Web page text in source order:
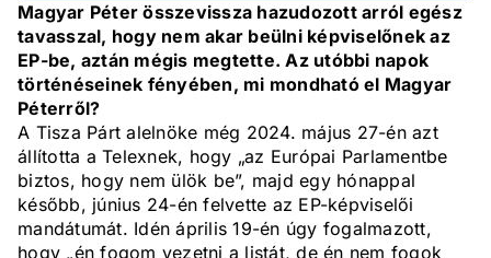
Magyar Péter összevissza hazudozott arról egész
tavasszal, hogy nem akar beülni képviselőnek az
EP-be, aztán mégis megtette. Az utóbbi napok
történéseinek fényében, mi mondható el Magyar
Péterről?
A Tisza Párt alelnöke még 2024. május 27-én azt
állította a Telexnek, hogy „az Európai Parlamentbe
biztos, hogy nem ülök be”, majd egy hónappal
később, június 24-én felvette az EP-képviselői
mandátumát. Idén április 19-én úgy fogalmazott,
hogy „én fogom vezetni a listát, de én nem fogok